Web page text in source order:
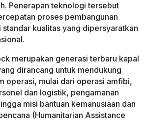
Penerapan teknologi tersebut
proses pembangunan
kualitas yang dipersyaratkan
merupakan generasi terbaru kapal
dirancang untuk mendukung
operasi, mulai dari operasi amfibi,
dan logistik, pengamanan
misi bantuan kemanusiaan dan
(Humanitarian Assistance